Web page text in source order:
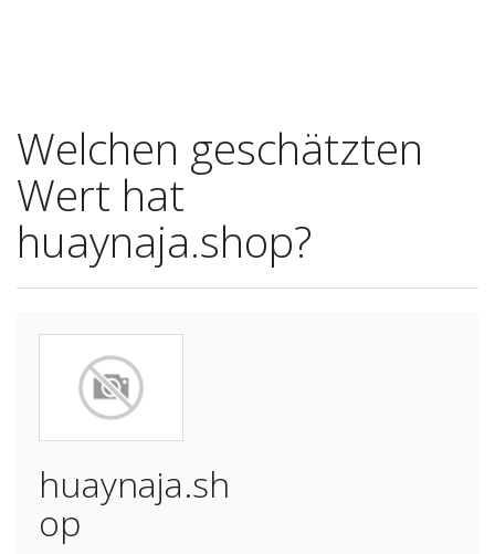
Welchen geschätzten
Wert hat
huaynaja.shop?
huaynaja.sh
op